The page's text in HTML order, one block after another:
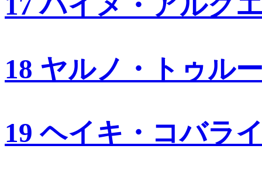
18 ヤルノ・トゥル
19 ヘイキ・コバラ